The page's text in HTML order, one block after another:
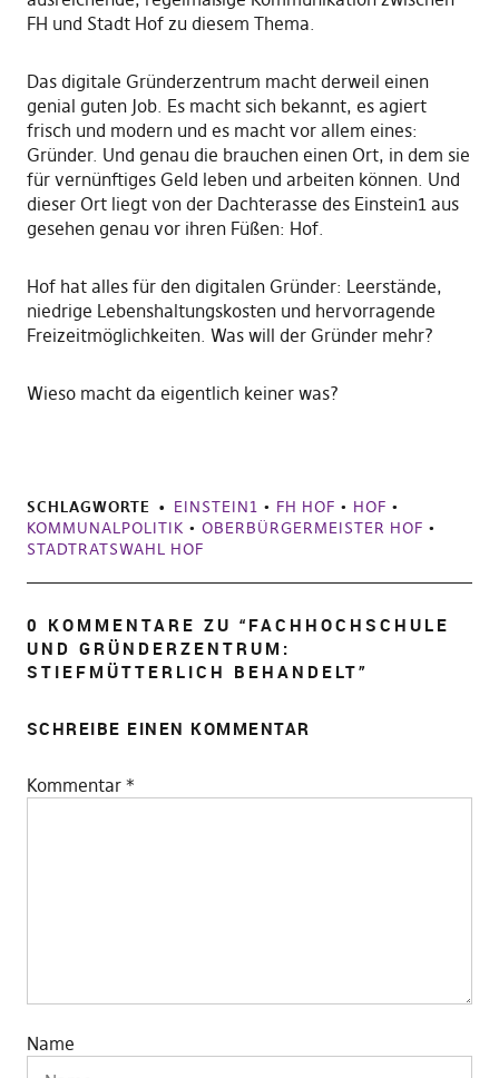
FH und Stadt Hof zu diesem Thema.
Das digitale Gründerzentrum macht derweil einen
genial guten Job. Es macht sich bekannt, es agiert
frisch und modern und es macht vor allem eines:
Gründer. Und genau die brauchen einen Ort, in dem sie
für vernünftiges Geld leben und arbeiten können. Und
dieser Ort liegt von der Dachterasse des Einstein1 aus
gesehen genau vor ihren Füßen: Hof.
Hof hat alles für den digitalen Gründer: Leerstände,
niedrige Lebenshaltungskosten und hervorragende
Freizeitmöglichkeiten. Was will der Gründer mehr?
Wieso macht da eigentlich keiner was?
SCHLAGWORTE EINSTEIN1 • FH HOF • HOF •
KOMMUNALPOLITIK • OBERBÜRGERMEISTER HOF •
STADTRATSWAHL HOF
0 KOMMENTARE ZU “ FACHHOCHSCHULE
UND GRÜNDERZENTRUM:
STIEFMÜTTERLICH BEHANDELT”
SCHREIBE EINEN KOMMENTAR
Kommentar *
Name